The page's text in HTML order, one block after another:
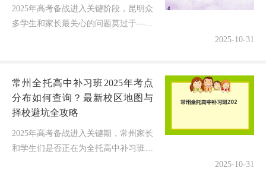
2025年高考备战进入关键阶段，昆明众
多学生和家长最关心的问题莫过于——
2025-10-31
常州全托高中补习班2025年考点
分布如何查询？最新校区地图与
择校避坑全攻略
2025年高考备战进入关键期，常州家长
和学生们是否正在为全托高中补习班的
2025-10-31